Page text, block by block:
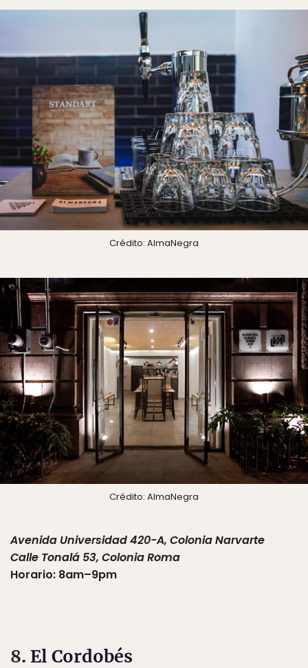
Crédito: AlmaNegra
Crédito: AlmaNegra
Avenida Universidad 420-A, Colonia Narvarte
Calle Tonalá 53, Colonia Roma
Horario: 8am–9pm
8. El Cordobés